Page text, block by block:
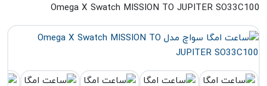
Omega X Swatch MISSION TO JUPITER SO33C100